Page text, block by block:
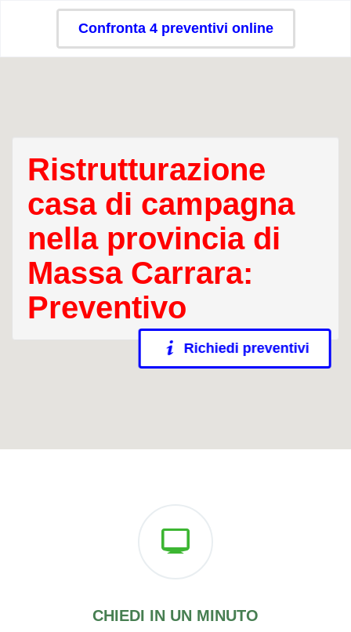
Confronta 4 preventivi online
Ristrutturazione
casa di campagna
nella provincia di
Massa Carrara:
Preventivo
Richiedi preventivi
CHIEDI IN UN MINUTO